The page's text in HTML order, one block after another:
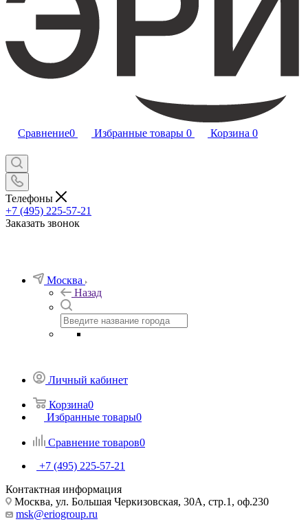
Сравнение0 Избранные товары 0 Корзина 0
Телефоны
+7 (495) 225-57-21
Заказать звонок
Москва
Назад
Личный кабинет
Корзина0
Избранные товары0
Сравнение товаров0
+7 (495) 225-57-21
Контактная информация
Москва, ул. Большая Черкизовская, 30А, стр.1, оф.230
msk@eriogroup.ru